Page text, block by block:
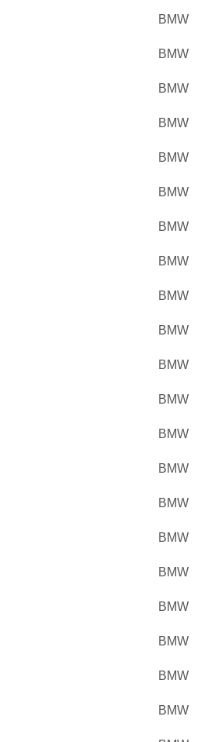
BMW
BMW
BMW
BMW
BMW
BMW
BMW
BMW
BMW
BMW
BMW
BMW
BMW
BMW
BMW
BMW
BMW
BMW
BMW
BMW
BMW